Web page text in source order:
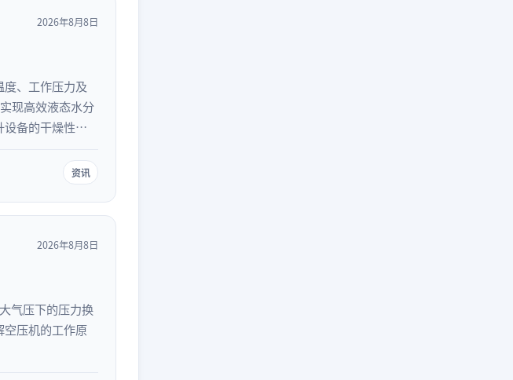
2026年8月8日
、工作压力及
现高效液态水分
备的干燥性
资讯
2026年8月8日
气压下的压力换
压机的工作原